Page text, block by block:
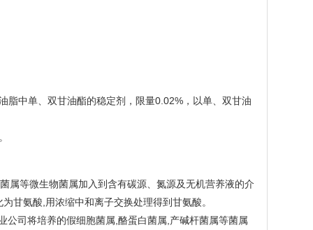
脂中单、双甘油酯的稳定剂，限量0.02%，以单、双甘油
属等微生物菌属加入到含有碳源、氮源及无机营养液的介
甘氨酸,用浓缩中和离子交换处理得到甘氨酸。
司将培养的假细胞菌属,酪蛋白菌属,产碱杆菌属等菌属